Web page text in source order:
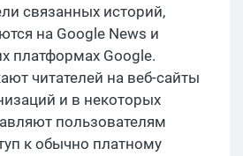
связанных историй,
на Google News и
платформах Google.
читателей на веб-сайты
и в некоторых
пользователям
к обычно платному